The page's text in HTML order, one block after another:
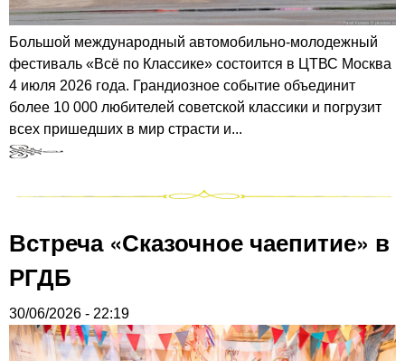
Большой международный автомобильно-молодежный
фестиваль «Всё по Классике» состоится в ЦТВС Москва
4 июля 2026 года. Грандиозное событие объединит
более 10 000 любителей советской классики и погрузит
всех пришедших в мир страсти и...
Встреча «Сказочное чаепитие» в
РГДБ
30/06/2026 - 22:19